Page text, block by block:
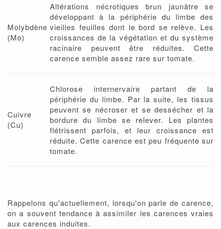
Molybdène
(Mo)
Altérations nécrotiques brun jaunâtre se
développant à la périphérie du limbe des
vieilles feuilles dont le bord se relève. Les
croissances de la végétation et du système
racinaire peuvent être réduites. Cette
carence semble assez rare sur tomate.
Cuivre
(Cu)
Chlorose internervaire partant de la
périphérie du limbe. Par la suite, les tissus
peuvent se nécroser et se dessécher et la
bordure du limbe se relever. Les plantes
flétrissent parfois, et leur croissance est
réduite. Cette carence est peu fréquente sur
tomate.
Rappelons qu'actuellement, lorsqu'on parle de carence,
on a souvent tendance à assimiler les carences vraies
aux carences induites.